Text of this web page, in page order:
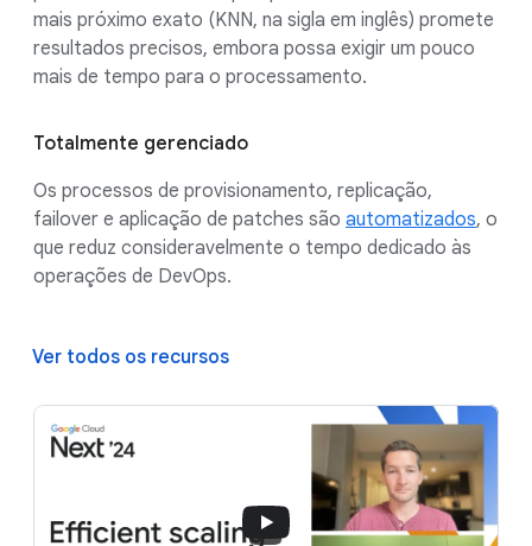
mais próximo exato (KNN, na sigla em inglês) promete
resultados precisos, embora possa exigir um pouco
mais de tempo para o processamento.
Totalmente gerenciado
Os processos de provisionamento, replicação,
failover e aplicação de patches são automatizados, o
que reduz consideravelmente o tempo dedicado às
operações de DevOps.
Ver todos os recursos